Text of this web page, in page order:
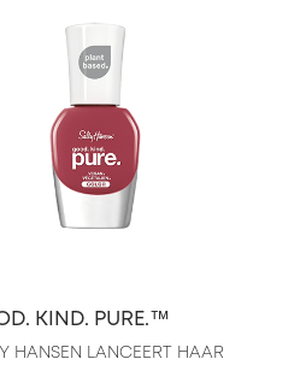
KIND. PURE.™
HANSEN LANCEERT HAAR